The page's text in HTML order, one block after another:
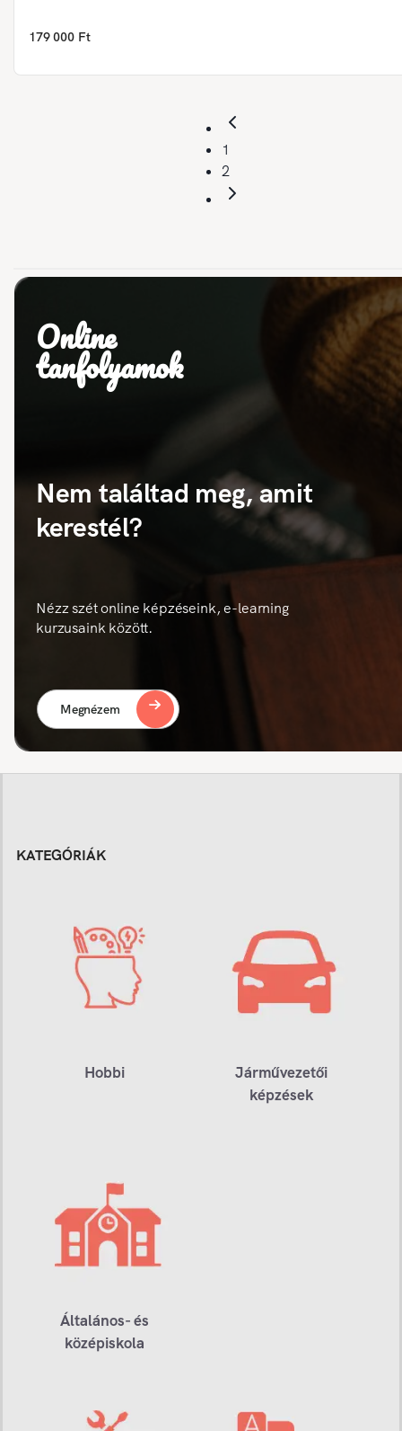
179 000 Ft
1
2
Online
tanfolyamok
Nem találtad meg, amit
kerestél?
Nézz szét online képzéseink, e-learning
kurzusaink között.
Megnézem
KATEGÓRIÁK
Hobbi
Járművezetői
képzések
Általános- és
középiskola